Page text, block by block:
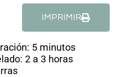
IMPRIMIR
5 minutos
2 a 3 horas